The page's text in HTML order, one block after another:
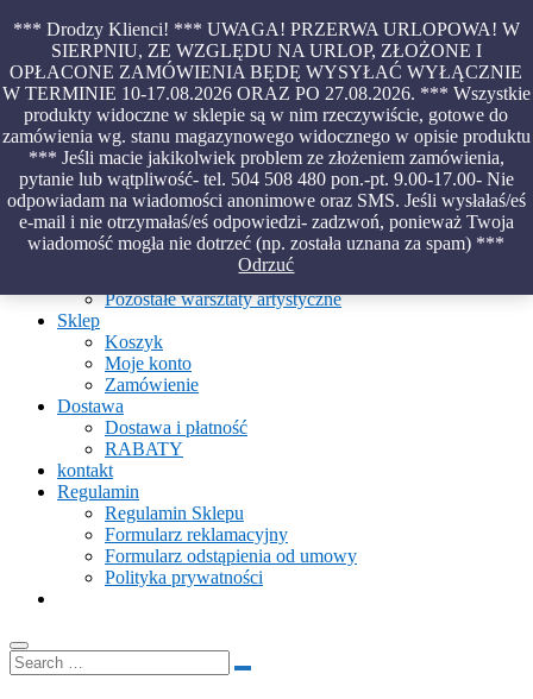
*** Drodzy Klienci! *** UWAGA! PRZERWA URLOPOWA! W
SIERPNIU, ZE WZGLĘDU NA URLOP, ZŁOŻONE I
OPŁACONE ZAMÓWIENIA BĘDĘ WYSYŁAĆ WYŁĄCZNIE
W TERMINIE 10-17.08.2026 ORAZ PO 27.08.2026. *** Wszystkie
produkty widoczne w sklepie są w nim rzeczywiście, gotowe do
zamówienia wg. stanu magazynowego widocznego w opisie produktu
*** Jeśli macie jakikolwiek problem ze złożeniem zamówienia,
pytanie lub wątpliwość- tel. 504 508 480 pon.-pt. 9.00-17.00- Nie
odpowiadam na wiadomości anonimowe oraz SMS. Jeśli wysłałaś/eś
e-mail i nie otrzymałaś/eś odpowiedzi- zadzwoń, ponieważ Twoja
wiadomość mogła nie dotrzeć (np. została uznana za spam) ***
Odrzuć
Skip
content
Piękno malowane na wodzie – papiery marmurkowe – materiały
introligatorskie – oprawy – etui – pudełka
Aktualności
O Pracowni
Ebru
Warsztaty
Warsztaty malowania na wodzie
Pozostałe warsztaty artystyczne
Sklep
Koszyk
Moje konto
Zamówienie
Dostawa
Dostawa i płatność
RABATY
kontakt
Regulamin
Regulamin Sklepu
Formularz reklamacyjny
Formularz odstąpienia od umowy
Polityka prywatności